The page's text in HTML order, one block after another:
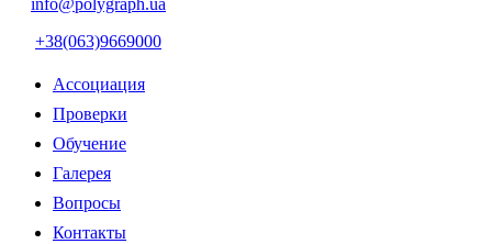
info@polygraph.ua
+38(063)9669000
Ассоциация
Проверки
Обучение
Галерея
Вопросы
Контакты